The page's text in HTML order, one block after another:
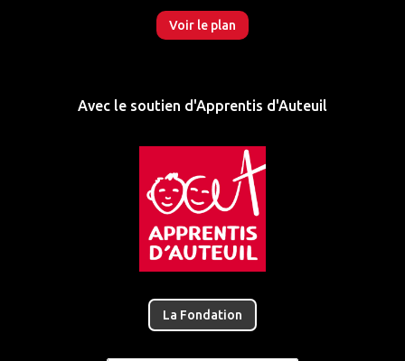
Voir le plan
Avec le soutien d'Apprentis d'Auteuil
La Fondation